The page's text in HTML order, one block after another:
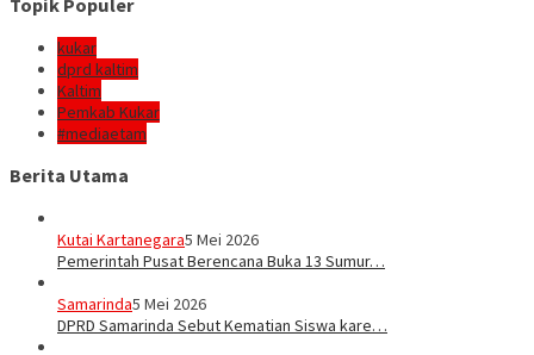
Topik Populer
kukar
dprd kaltim
Kaltim
Pemkab Kukar
#mediaetam
Berita Utama
Kutai Kartanegara5 Mei 2026
Pemerintah Pusat Berencana Buka 13 Sumur…
Samarinda5 Mei 2026
DPRD Samarinda Sebut Kematian Siswa kare…